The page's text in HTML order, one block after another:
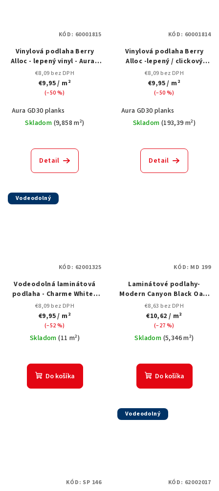
Vinylová podlaha Berry
Alloc - lepený vinyl - Aura -
Autumn Oak Honey
€8,09 bez DPH
€9,95/ m²
(–50 %)
Aura GD30 planks
Skladom (9,858 m²)
Detail
KÓD: 60001815
Vinylová podlaha Berry
Alloc -lepený / clickový
systém vinyl - Aura -
Autumn Oak Nude
€8,09 bez DPH
€9,95/ m²
(–50 %)
Aura GD30 planks
Skladom (193,39 m²)
Detail
KÓD: 60001814
Vodeodolný
Vodeodolná laminátová
podlaha - Charme White -
Hrúbka 8 mm - so 4V-
drážkou
€8,09 bez DPH
€9,95/ m²
(–52 %)
Skladom(11 m²)
Do košíka
KÓD: 62001325
Laminátové podlahy-
Modern Canyon Black Oak-
HRÚBKA 12 mm-bez V-
drážky
€8,63 bez DPH
€10,62/ m²
(–27 %)
Skladom (5,346 m²)
Do košíka
KÓD: MD 199
KÓD: SP 146
Vodeodolný
KÓD: 62002017